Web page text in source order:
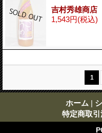
吉村秀雄商
1,543円(税込)
1
ホーム |
特定商取